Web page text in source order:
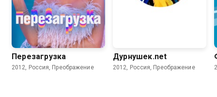
3.9
Перезагрузка
2012, Россия, Преображение
Дурнушек.net
2012, Россия, Преображение